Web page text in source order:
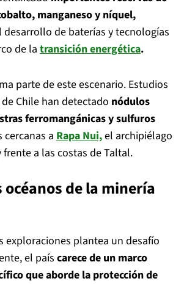
manganeso y níquel,
desarrollo de baterías y tecnologías
de la transición energética.
parte de este escenario. Estudios
Chile han detectado nódulos
ferromangánicas y sulfuros
cercanas aRapaNui,el archipiélago
a las costas de Taltal.
océanos de la minería
exploraciones plantea un desafío
el país carece de un marco
que aborde la protección de